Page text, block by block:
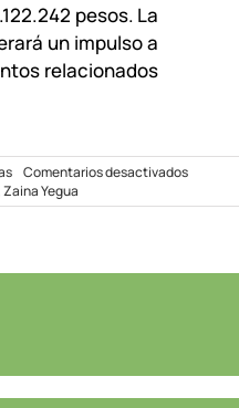
pesos. La
un impulso a
relacionados
Comentarios desactivadosen
las
del
Águila
Zaina Yegua